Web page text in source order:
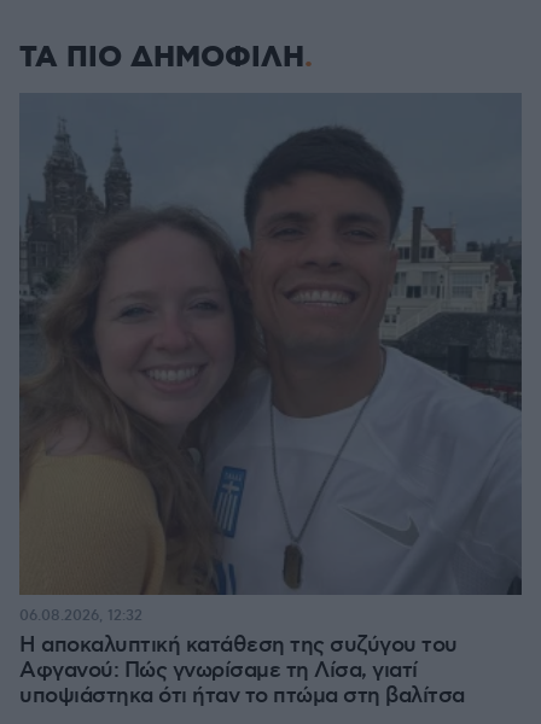
ΤΑ ΠΙΟ ΔΗΜΟΦΙΛΗ
Η αποκαλυπτική κατάθεση της συζύγου του
Αφγανού: Πώς γνωρίσαμε τη Λίσα, γιατί
υποψιάστηκα ότι ήταν το πτώμα στη βαλίτσα
06.08.2026, 12:32